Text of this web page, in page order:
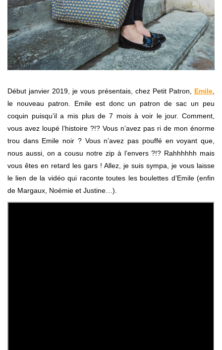
Début janvier 2019, je vous présentais, chez Petit Patron, Emile
le nouveau patron. Emile est donc un patron de sac un peu
coquin puisqu’il a mis plus de 7 mois à voir le jour. Comment,
vous avez loupé l’histoire ?!? Vous n’avez pas ri de mon énorme
trou dans Emile noir ? Vous n’avez pas pouffé en voyant que,
nous aussi, on a cousu notre zip à l’envers ?!? Rahhhhhh mais
vous êtes en retard les gars ! Allez, je suis sympa, je vous laisse
le lien de la vidéo qui raconte toutes les boulettes d’Emile (enfin
de Margaux, Noémie et Justine…).